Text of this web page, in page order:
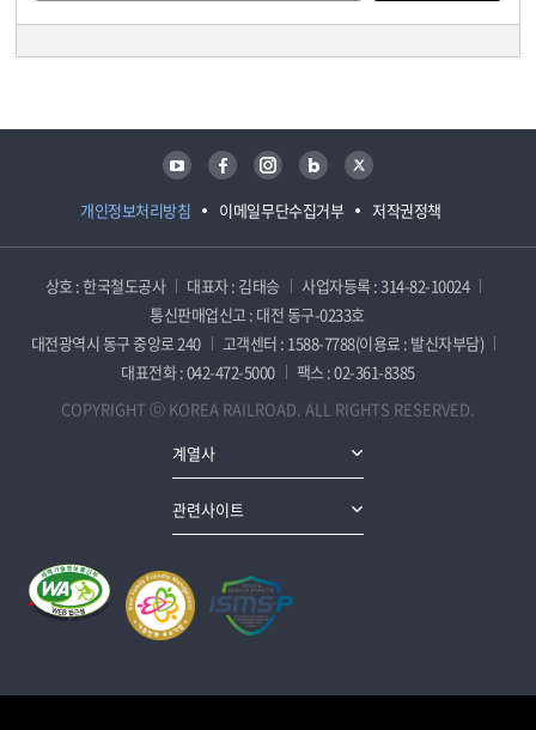
개인정보처리방침 이메일무단수집거부 저작권정책
유튜브 페이스북 인스타그램 블로그 트위터
상호 : 한국철도공사 대표자 : 김태승
사업자등록 : 314-82-10024
통신판매업신고 : 대전 동구-0233호
대전광역시 동구 중앙로 240
고객센터 : 1588-7788(이용료 : 발신자부담)
대표전화 : 042-472-5000
팩스 : 02-361-8385
COPYRIGHT ⓒ KOREA RAILROAD. ALL RIGHTS RESERVED.
계열사
관련사이트